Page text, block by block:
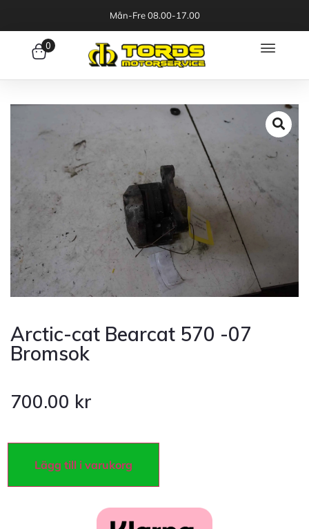
Mån-Fre 08.00-17.00
0
Arctic-cat Bearcat 570 -07
Bromsok
700.00 kr
Lägg till i varukorg